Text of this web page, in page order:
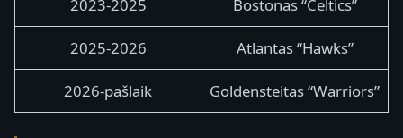
2023-2025 Bostonas “Celtics”
2025-2026 Atlantas “Hawks”
2026-pašlaik Goldensteitas “Warriors”